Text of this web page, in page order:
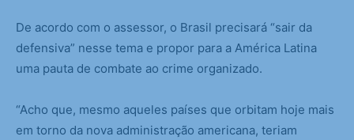
De acordo com o assessor, o Brasil precisará “sair da
defensiva” nesse tema e propor para a América Latina
uma pauta de combate ao crime organizado.
“Acho que, mesmo aqueles países que orbitam hoje mais
em torno da nova administração americana, teriam